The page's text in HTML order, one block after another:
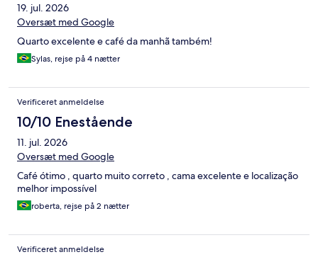
19. jul. 2026
Oversæt med Google
Quarto excelente e café da manhã também!
Sylas, rejse på 4 nætter
Verificeret anmeldelse
10/10 Enestående
11. jul. 2026
Oversæt med Google
Café ótimo , quarto muito correto , cama excelente e localização
melhor impossível
roberta, rejse på 2 nætter
Verificeret anmeldelse